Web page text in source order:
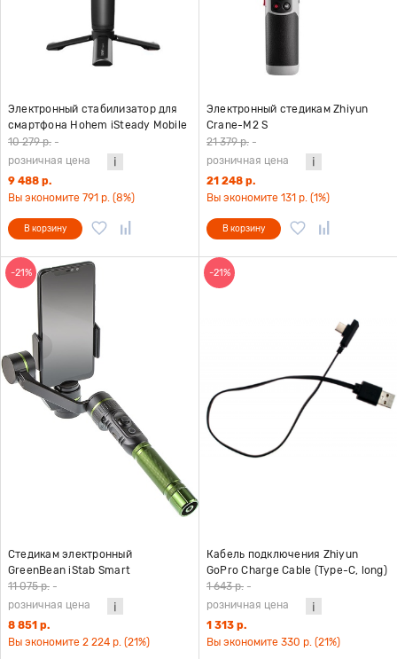
Электронный стабилизатор для
смартфона Hohem iSteady Mobile
Plus версия 2024 черный
10 279 р. -
розничная цена
9 488 р.
Вы экономите 791 р. (8%)
В корзину
Электронный стедикам Zhiyun
Crane-M2 S
21 379 р. -
розничная цена
21 248 р.
Вы экономите 131 р. (1%)
В корзину
-21%
Стедикам электронный
GreenBean iStab Smart
трёхосевой
11 075 р. -
розничная цена
8 851 р.
Вы экономите 2 224 р. (21%)
-21%
Кабель подключения Zhiyun
GoPro Charge Cable (Type-C, long)
(ZW-Type-C-003)
1 643 р. -
розничная цена
1 313 р.
Вы экономите 330 р. (21%)